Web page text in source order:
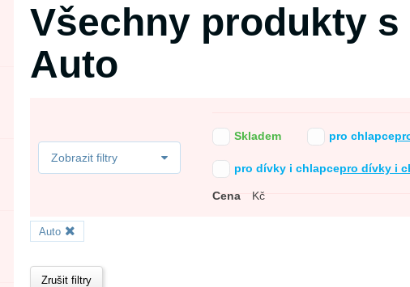
Všechny produkty
Auto
Skladem pro chlapce
pro dívky i chlapcepro dívky i
Cena Kč
Zobrazit filtry
Auto
Zrušit filtry